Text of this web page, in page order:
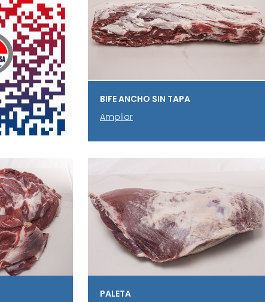
BIFE ANCHO SIN TAPA
Ampliar
PALETA